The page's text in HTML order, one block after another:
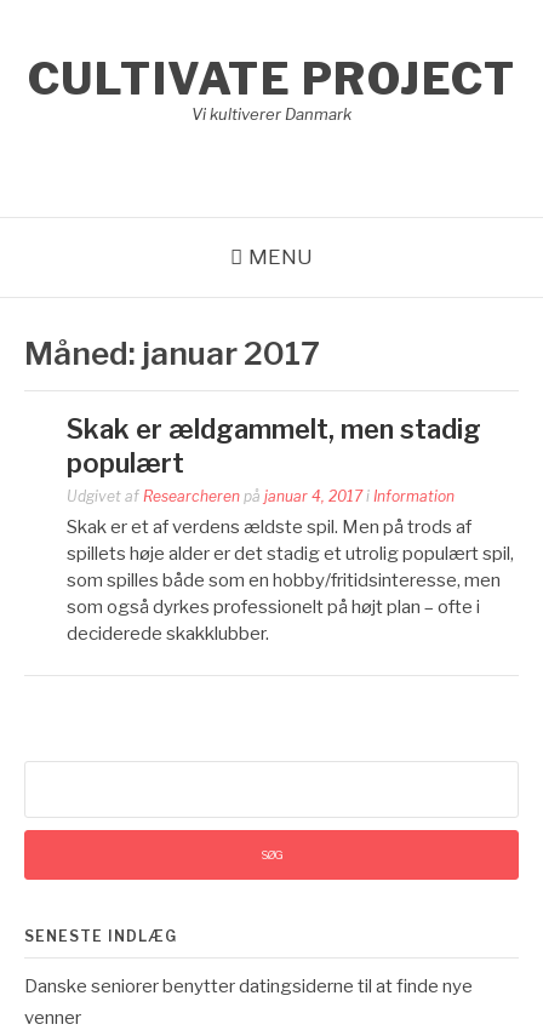
indholdCULTIVATE PROJECT
Vi kultiverer Danmark
MENU
Måned: januar 2017
Skak er ældgammelt, men stadig
populært
Udgivet af Researcheren på januar 4, 2017i Information
Skak er et af verdens ældste spil. Men på trods af
spillets høje alder er det stadig et utrolig populært spil,
som spilles både som en hobby/fritidsinteresse, men
som også dyrkes professionelt på højt plan – ofte i
deciderede skakklubber.
SENESTE INDLÆG
Danske seniorer benytter datingsiderne til at finde nye
venner